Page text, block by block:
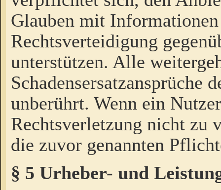
Glauben mit
Rechtsverteidigung
unterstützen. Alle
Schadensersatzansprüche
unberührt. Wenn ein
Rechtsverletzung nicht zu
die zuvor genannten
§ 5 Urheber- und